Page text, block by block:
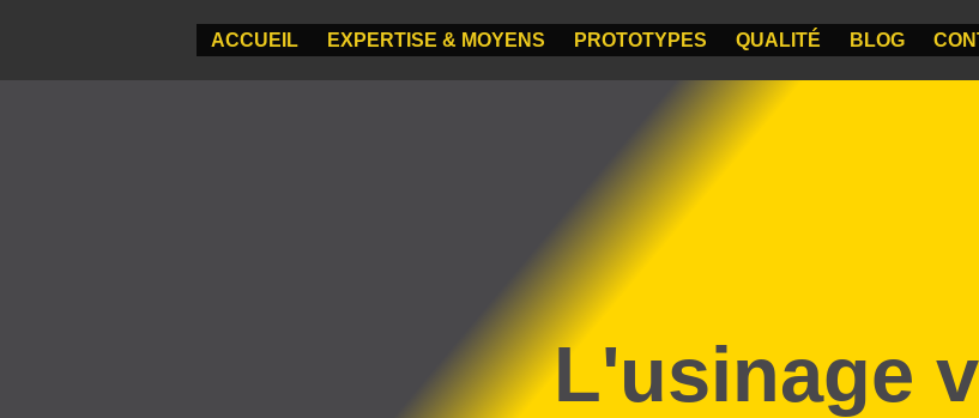
ACCUEIL EXPERTISE & MOYENS PROTOTYPES QUALITÉ BLOG
L'usinage